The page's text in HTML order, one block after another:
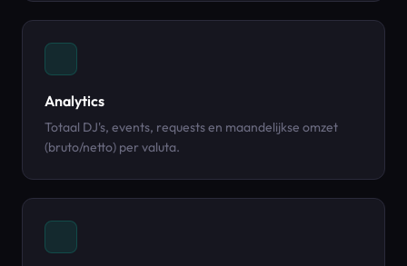
Analytics
Totaal DJ's, events, requests en maandelijkse omzet
(bruto/netto) per valuta.